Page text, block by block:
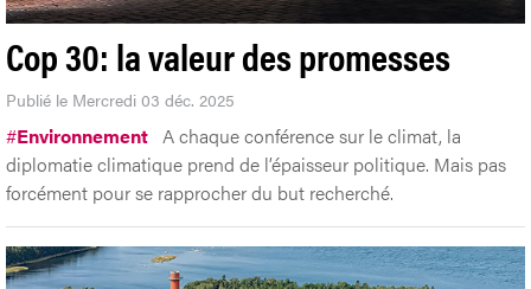
Cop 30: la valeur des promesses
Publié le Mercredi 03 déc. 2025
#Environnement A chaque conférence sur le climat, la
diplomatie climatique prend de l’épaisseur politique. Mais pas
forcément pour se rapprocher du but recherché.